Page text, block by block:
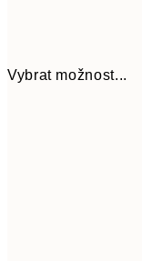
Vybrat možnost...